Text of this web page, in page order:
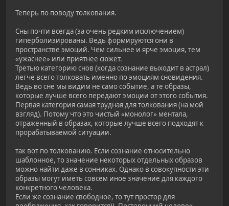
Теперь по поводу толкования.
Сны почти всегда (за очень редким исключением)
гиперболизированы. Ведь формируются они в
пространстве эмоций. Чем сильнее и ярче эмоция, тем
«ужаснее» или приятнее сюжет.
Третью категорию снов (когда сознание выходит в астрал)
легче всего толковать именно по эмоциям сновидения.
Ведь во сне мы видим не само событие, а те образы,
которые лучше всего передают эмоции от этого события.
Первая категория самая трудная для толкования (на мой
взгляд). Потому что это чистый «монолог» ментала,
отраженный в образах, которые лучше всего подходят к
прорабатываемой ситуации.
так вот по толкованию. Если сознание относительно
шаблонное, то значение некоторых отдельных образов
можно найти даже в сонниках. Однако в совокупности эти
образы могут иметь совсем иное значение для каждого
конкретного человека.
Если же сознание свободное, то тут простор для